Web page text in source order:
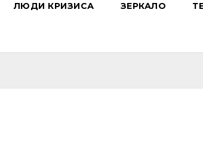
ЛЮДИ КРИЗИСА ЗЕРКАЛО